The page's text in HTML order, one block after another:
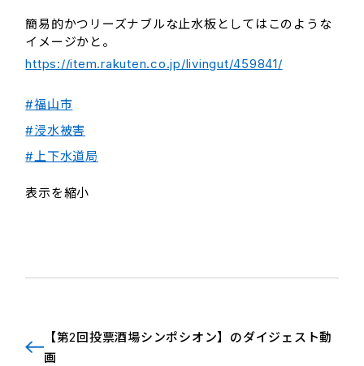
簡易的かつリーズナブルな止水板としてはこのような
イメージかと。
https://item.rakuten.co.jp/livingut/459841/
#福山市
#浸水被害
#上下水道局
表示を縮小
【第2回投票酒場シンポシオン】のダイジェスト動
画